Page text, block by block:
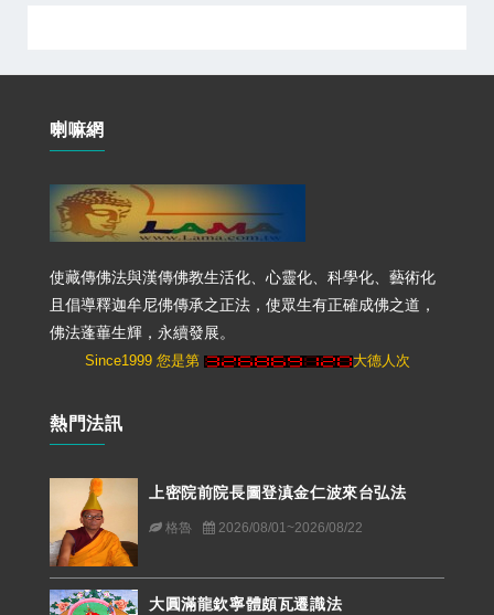
喇嘛網
使藏傳佛法與漢傳佛教生活化、心靈化、科學化、藝術化
且倡導釋迦牟尼佛傳承之正法，使眾生有正確成佛之道，
佛法蓬蓽生輝，永續發展。
Since1999 您是第 大德人次
熱門法訊
上密院前院長圖登滇金仁波來台弘法
格魯 2026/08/01~2026/08/22
大圓滿龍欽寧體頗瓦遷識法